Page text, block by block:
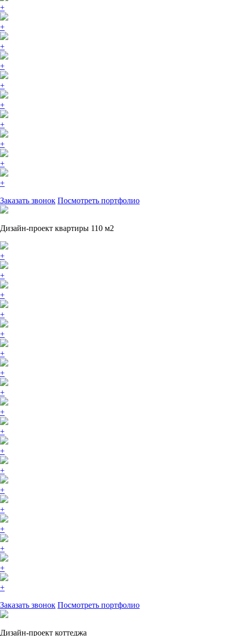
+
+
+
+
+
+
+
+
+
+
Заказать звонок Посмотреть портфолио
Дизайн-проект квартиры 110 м2
+
+
+
+
+
+
+
+
+
+
+
+
+
+
+
+
+
+
Заказать звонок Посмотреть портфолио
Дизайн-проект коттеджа